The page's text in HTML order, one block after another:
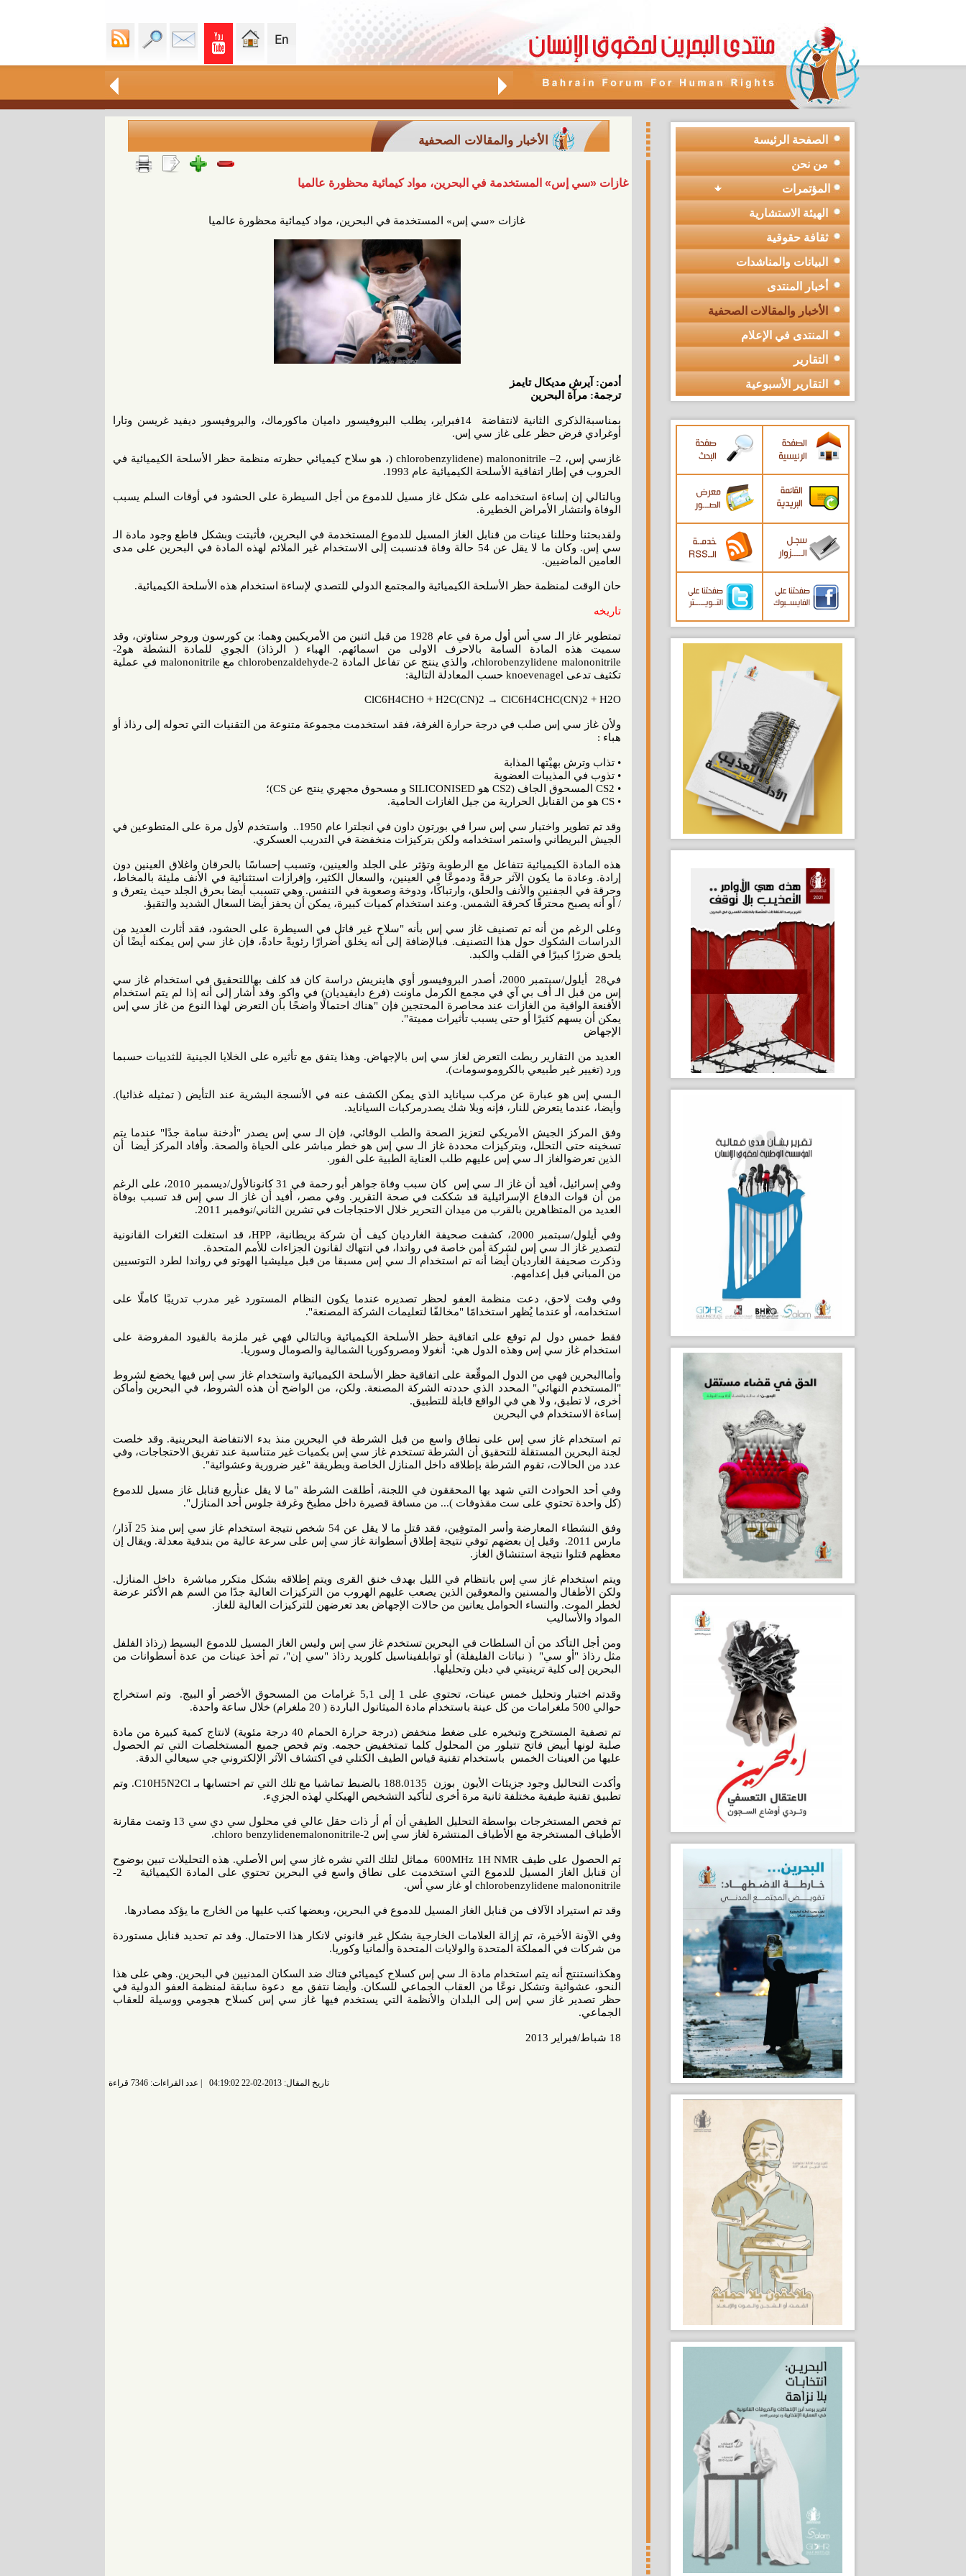
الأخبار والمقالات الصحفية
غازات «سي إس» المستخدمة في البحرين، مواد كيمائية محظورة عالميا
غازات «سي إس» المستخدمة في البحرين، مواد كيمائية محظورة عالميا
أدمن: آيرش مديكال تايمز
ترجمة: مرآة البحرين
بمناسبةالذكرى الثانية لانتفاضة 14فبراير، يطلب البروفيسور داميان ماكورماك، والبروفيسور ديفيد غريسن وتارا
أوغرادي فرض حظر على غاز سي إس.
غازسي إس، chlorobenzylidene) malononitrile –2 (، هو سلاح كيميائي حظرته منظمة حظر الأسلحة الكيميائية في
الحروب في إطار اتفاقية الأسلحة الكيميائية عام 1993.
وبالتالي إن إساءة استخدامه على شكل غاز مسيل للدموع من أجل السيطرة على الحشود في أوقات السلم يسبب
الوفاة وانتشار الأمراض الخطيرة.
ولقدبحثنا وحللنا عينات من قنابل الغاز المسيل للدموع المستخدمة في البحرين، فأثبتت وبشكل قاطع وجود مادة الـ
سي إس. وكان ما لا يقل عن 54 حالة وفاة قدنسبت إلى الاستخدام غير الملائم لهذه المادة في البحرين على مدى
العامين الماضيين.
حان الوقت لمنظمة حظر الأسلحة الكيميائية والمجتمع الدولي للتصدي لإساءة استخدام هذه الأسلحة الكيميائية.
تاريخه
تمتطوير غاز الـ سي أس أول مرة في عام 1928 من قبل اثنين من الأمريكيين وهما: بن كورسون وروجر ستاوتن، وقد
سميت هذه المادة السامة بالاحرف الاولى من اسمائهم. الهباء ( الرذاذ) الجوي للمادة النشطة هو2-
chlorobenzylidene malononitrile، والذي ينتج عن تفاعل المادة chlorobenzaldehyde-2 مع malononitrile في عملية
تكثيف تدعى knoevenagel حسب المعادلة التالية:
ClC6H4CHO + H2C(CN)2 → ClC6H4CHC(CN)2 + H2O
ولأن غاز سي إس صلب في درجة حرارة الغرفة، فقد استخدمت مجموعة متنوعة من التقنيات التي تحوله إلى رذاذ أو
هباء :
• تذاب وترش بهيْتها المذابة
• تذوب في المذيبات العضوية
• CS2 المسحوق الجاف (CS2 هو SILICONISED و مسحوق مجهري ينتج عن CS)؛
• CS هو من القنابل الحرارية من جيل الغازات الحامية.
وقد تم تطوير واختبار سي إس سرا في بورتون داون في انجلترا عام 1950.. واستخدم لأول مرة على المتطوعين في
الجيش البريطاني واستمر استخدامه ولكن بتركيزات منخفضة في التدريب العسكري.
هذه المادة الكيميائية تتفاعل مع الرطوبة وتؤثر على الجلد والعينين، وتسبب إحساسًا بالحرقان واغلاق العينين دون
إرادة. وعادة ما يكون الآثر حرقةً ودموعًا في العينين، والسعال الكثير، وإفرازات استثنائية في الأنف مليئة بالمخاط،
وحرقة في الجفنين والأنف والحلق، وارتباكًا، ودوخة وصعوبة في التنفس. وهي تتسبب أيضا بحرق الجلد حيث يتعرق و
/ أو أنه يصبح محترقًا كحرقة الشمس. وعند استخدام كميات كبيرة، يمكن أن يحفز أيضا السعال الشديد والتقيؤ.
وعلى الرغم من أنه تم تصنيف غاز سي إس بأنه "سلاح غير قاتل في السيطرة على الحشود، فقد أثارت العديد من
الدراسات الشكوك حول هذا التصنيف. فبالإضافة إلى أنه يخلق أضرارًا رئويةً حادةً، فإن غاز سي إس يمكنه أيضًا أن
يلحق ضررًا كبيرًا في القلب والكبد.
في28 أيلول/سبتمبر 2000، أصدر البروفيسور أوي هاينريش دراسة كان قد كلف بهاللتحقيق في استخدام غاز سي
إس من قبل الـ أف بي آي في مجمع الكرمل ماونت (فرع دايفيديان) في واكو. وقد أشار إلى أنه إذا لم يتم استخدام
الأقنعة الواقية من الغازات عند محاصرة المحتجين فإن "هناك احتمالًا واضحًا بأن التعرض لهذا النوع من غاز سي إس
يمكن أن يسهم كثيرًا أو حتى يسبب تأثيرات مميتة".
الإجهاض
العديد من التقارير ربطت التعرض لغاز سي إس بالإجهاض. وهذا يتفق مع تأثيره على الخلايا الجينية للثدييات حسبما
ورد (تغيير غير طبيعي بالكروموسومات).
الـسي إس هو عبارة عن مركب سيانايد الذي يمكن الكشف عنه في الأنسجة البشرية عند التأيض ( تمثيله غذائيا).
وأيضا، عندما يتعرض للنار، فإنه وبلا شك يصدرمركبات السيانايد.
وفق المركز الجيش الأمريكي لتعزيز الصحة والطب الوقائي، فإن الـ سي إس يصدر "أدخنة سامة جدًا" عندما يتم
تسخينه حتى التحلل، وبتركيزات محددة غاز الـ سي إس هو خطر مباشر على الحياة والصحة. وأفاد المركز أيضا أن
الذين تعرضوالغاز الـ سي إس عليهم طلب العناية الطبية على الفور.
وفي إسرائيل، أفيد أن غاز الـ سي إس كان سبب وفاة جواهر أبو رحمة في 31 كانونالأول/ديسمبر 2010، على الرغم
من أن قوات الدفاع الإسرائيلية قد شككت في صحة التقرير. وفي مصر، أفيد أن غاز الـ سي إس قد تسبب بوفاة
العديد من المتظاهرين بالقرب من ميدان التحرير خلال الاحتجاجات في تشرين الثاني/نوفمبر 2011.
وفي أيلول/سبتمبر 2000، كشفت صحيفة الغارديان كيف أن شركة بريطانية، HPP، قد استغلت الثغرات القانونية
لتصدير غاز الـ سي إس لشركة أمن خاصة في رواندا، في انتهاك لقانون الجزاءات للأمم المتحدة.
وذكرت صحيفة الغارديان أيضا أنه تم استخدام الـ سي إس مسبقا من قبل ميليشيا الهوتو في رواندا لطرد التوتسيين
من المباني قبل إعدامهم.
وفي وقت لاحق، دعت منظمة العفو لحظر تصديره عندما يكون النظام المستورد غير مدرب تدريبًا كاملًا على
استخدامه، أو عندما يُظهر استخدامًا "مخالفًا لتعليمات الشركة المصنعة".
فقط خمس دول لم توقع على اتفاقية حظر الأسلحة الكيميائية وبالتالي فهي غير ملزمة بالقيود المفروضة على
استخدام غاز سي إس وهذه الدول هي: أنغولا ومصروكوريا الشمالية والصومال وسوريا.
وأماالبحرين فهي من الدول الموقِّعة على اتفاقية حظر الأسلحة الكيميائية واستخدام غاز سي إس فيها يخضع لشروط
"المستخدم النهائي" المحدد الذي حددته الشركة المصنعة. ولكن، من الواضح أن هذه الشروط، في البحرين وأماكن
أخرى، لا تطبق، ولا هي في الواقع قابلة للتطبيق.
إساءة الاستخدام في البحرين
تم استخدام غاز سي إس على نطاق واسع من قبل الشرطة في البحرين منذ بدء الانتفاضة البحرينية. وقد خلصت
لجنة البحرين المستقلة للتحقيق أن الشرطة تستخدم غاز سي إس بكميات غير متناسبة عند تفريق الاحتجاجات، وفي
عدد من الحالات، تقوم الشرطة بإطلاقه داخل المنازل الخاصة وبطريقة "غير ضرورية وعشوائية".
وفي أحد الحوادث التي شهد بها المحققون في اللجنة، أطلقت الشرطة "ما لا يقل عنأربع قنابل غاز مسيل للدموع
(كل واحدة تحتوي على ست مقذوفات )... من مسافة قصيرة داخل مطبخ وغرفة جلوس أحد المنازل".
وفق النشطاء المعارضة وأسر المتوفِين، فقد قتل ما لا يقل عن 54 شخص نتيجة استخدام غاز سي إس منذ 25 آذار/
مارس 2011. وقيل إن بعضهم توفي نتيجة إطلاق أسطوانة غاز سي إس على سرعة عالية من بندقية معدلة. ويقال إن
معظهم قتلوا نتيجة استنشاق الغاز.
ويتم استخدام غاز سي إس بانتظام في الليل بهدف خنق القرى ويتم إطلاقه بشكل متكرر مباشرة داخل المنازل.
ولكن الأطفال والمسنين والمعوقين الذين يصعب عليهم الهروب من التركيزات العالية جدًا من السم هم الأكثر عرضة
لخطر الموت. والنساء الحوامل يعانين من حالات الإجهاض بعد تعرضهن للتركيزات العالية للغاز.
المواد والأساليب
ومن أجل التأكد من أن السلطات في البحرين تستخدم غاز سي إس وليس الغاز المسيل للدموع البسيط (رذاذ الفلفل
مثل رذاذ "أو سي" ( نباتات الفليفلة) أو توابلفيناسيل كلوريد رذاذ "سي إن"، تم أخذ عينات من عدة أسطوانات من
البحرين إلى كلية ترينيتي في دبلن وتحليلها.
وقدتم اختبار وتحليل خمس عينات، تحتوي على 1 إلى 5,1 غرامات من المسحوق الأخضر أو البيج. وتم استخراج
حوالي 500 ملغرامات من كل عينة باستخدام مادة الميثانول الباردة ( 20 ملغرام) خلال ساعة واحدة.
تم تصفية المستخرج وتبخيره على ضغط منخفض (درجة حرارة الحمام 40 درجة مئوية) لانتاج كمية كبيرة من مادة
صلبة لونها أبيض فاتح تتبلور من المحلول كلما تمتخفيض حجمه. وتم فحص جميع المستخلصات التي تم الحصول
عليها من العينات الخمس باستخدام تقنية قياس الطيف الكتلي في اكتشاف الآثر الإلكتروني جي سيعالي الدقة.
وأكدت التحاليل وجود جزيئات الأيون بوزن 188.0135 بالضبط تماشيا مع تلك التي تم احتسابها بـ C10H5N2Cl. وتم
تطبيق تقنية طيفية مختلفة ثانية مرة أخرى لتأكيد التشخيص الهيكلي لهذه الجزيء.
تم فحص المستخرجات بواسطة التحليل الطيفي أن أم أر ذات حقل عالي في محلول سي دي سي 13 وتمت مقارنة
الأطياف المستخرجة مع الأطياف المنتشرة لغاز سي إس 2-chloro benzylidenemalononitrile.
تم الحصول على طيف 600MHz 1H NMR مماثل لتلك التي نشره غاز سي إس الأصلي. هذه التحليلات تبين بوضوح
أن قنابل الغاز المسيل للدموع التي استخدمت على نطاق واسع في البحرين تحتوي على المادة الكيميائية 2-
chlorobenzylidene malononitrile او غاز سي أس.
وقد تم استيراد الآلاف من قنابل الغاز المسيل للدموع في البحرين، وبعضها كتب عليها من الخارج ما يؤكد مصادرها.
وفي الآونة الأخيرة، تم إزالة العلامات الخارجية بشكل غير قانوني لانكار هذا الاحتمال. وقد تم تحديد قنابل مستوردة
من شركات في المملكة المتحدة والولايات المتحدة وألمانيا وكوريا.
وهكذانستنتج أنه يتم استخدام مادة الـ سي إس كسلاح كيميائي فتاك ضد السكان المدنيين في البحرين. وهي على هذا
النحو، عشوائية وتشكل نوعًا من العقاب الجماعي للسكان. وأيضا نتفق مع دعوة سابقة لمنظمة العفو الدولية في
حظر تصدير غاز سي إس إلى البلدان والأنظمة التي يستخدم فيها غاز سي إس كسلاح هجومي ووسيلة للعقاب
الجماعي.
18 شباط/فبراير 2013
تاريخ المقال: 2013-02-22 04:19:02
الصفحة الرئيسة
من نحن
المؤتمرات
الهيئة الاستشارية
ثقافة حقوقية
البيانات والمناشدات
أخبار المنتدى
الأخبار والمقالات الصحفية
المنتدى في الإعلام
التقارير
التقارير الأسبوعية